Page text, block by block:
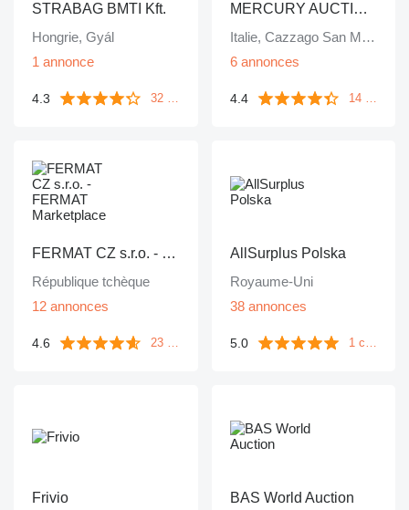
STRABAG BMTI Kft.
Hongrie, Gyál
1 annonce
4.3 32 commentaires
MERCURY AUCTIONS S.R.L. (AD UNICO SOCIO)
Italie, Cazzago San Martino
6 annonces
4.4 14 commentaires
FERMAT CZ s.r.o. - FERMAT Marketplace
République tchèque
12 annonces
4.6 23 commentaires
AllSurplus Polska
Royaume-Uni
38 annonces
5.0 1 commentaire
Frivio
BAS World Auction